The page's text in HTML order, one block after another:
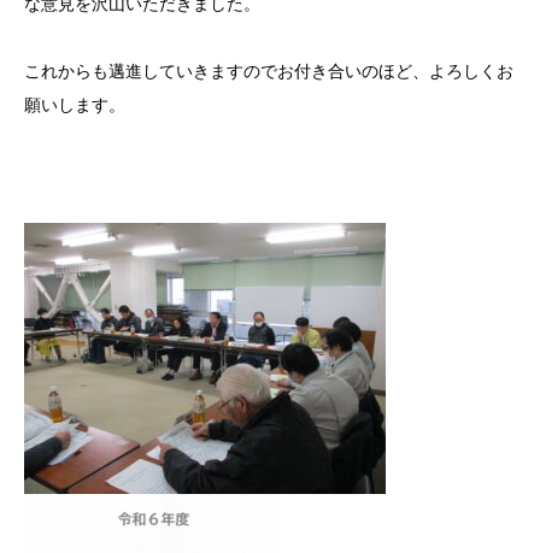
な意見を沢山いただきました。
これからも邁進していきますのでお付き合いのほど、よろしくお
願いします。